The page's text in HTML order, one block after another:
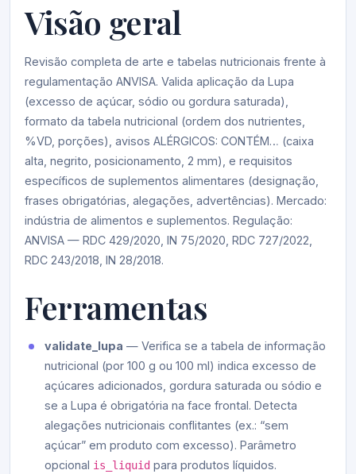
Visão geral
Revisão completa de arte e tabelas nutricionais frente à
regulamentação ANVISA. Valida aplicação da Lupa
(excesso de açúcar, sódio ou gordura saturada),
formato da tabela nutricional (ordem dos nutrientes,
%VD, porções), avisos ALÉRGICOS: CONTÉM… (caixa
alta, negrito, posicionamento, 2 mm), e requisitos
específicos de suplementos alimentares (designação,
frases obrigatórias, alegações, advertências). Mercado:
indústria de alimentos e suplementos. Regulação:
ANVISA — RDC 429/2020, IN 75/2020, RDC 727/2022,
RDC 243/2018, IN 28/2018.
Ferramentas
validate_lupa — Verifica se a tabela de informação
nutricional (por 100 g ou 100 ml) indica excesso de
açúcares adicionados, gordura saturada ou sódio e
se a Lupa é obrigatória na face frontal. Detecta
alegações nutricionais conflitantes (ex.: “sem
açúcar” em produto com excesso). Parâmetro
opcional is_liquidpara produtos líquidos.